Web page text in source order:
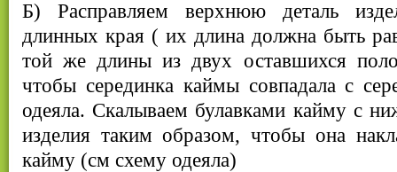
Б) Расправляем верхнюю деталь
длинных края ( их длина должна быть
той же длины из двух оставшихся
чтобы серединка каймы совпадала с
одеяла. Скалываем булавками кайму с
изделия таким образом, чтобы она
кайму (см схему одеяла)